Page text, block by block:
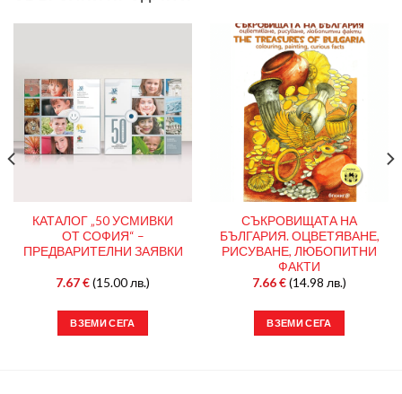
КАТАЛОГ „50 УСМИВКИ
ОТ СОФИЯ“ –
ПРЕДВАРИТЕЛНИ ЗАЯВКИ
7.67€(15.00 лв.)
ВЗЕМИ СЕГА
СЪКРОВИЩАТА НА
БЪЛГАРИЯ. ОЦВЕТЯВАНЕ,
РИСУВАНЕ, ЛЮБОПИТНИ
ФАКТИ
7.66€(14.98 лв.)
ВЗЕМИ СЕГА